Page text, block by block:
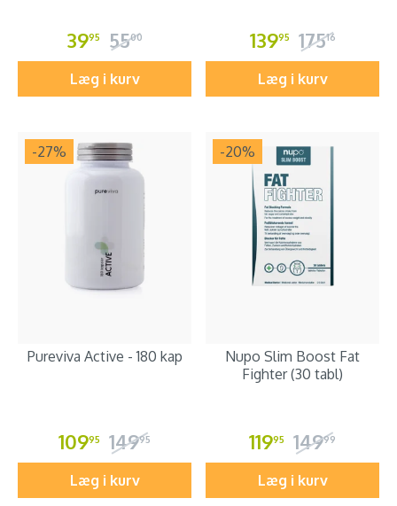
3995 5500
Læg i kurv
13995 17516
Læg i kurv
-27%
Pureviva Active - 180 kap
10995 14995
Læg i kurv
-20%
Nupo Slim Boost Fat
Fighter (30 tabl)
11995 14999
Læg i kurv